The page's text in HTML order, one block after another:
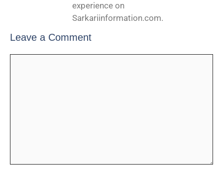
experience on
Sarkariinformation.com.
Leave a Comment